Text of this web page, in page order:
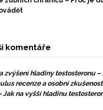
komentáře
zvýšení hladiny testosteronu –
recenze a osobní
Jak na vyšší hladinu